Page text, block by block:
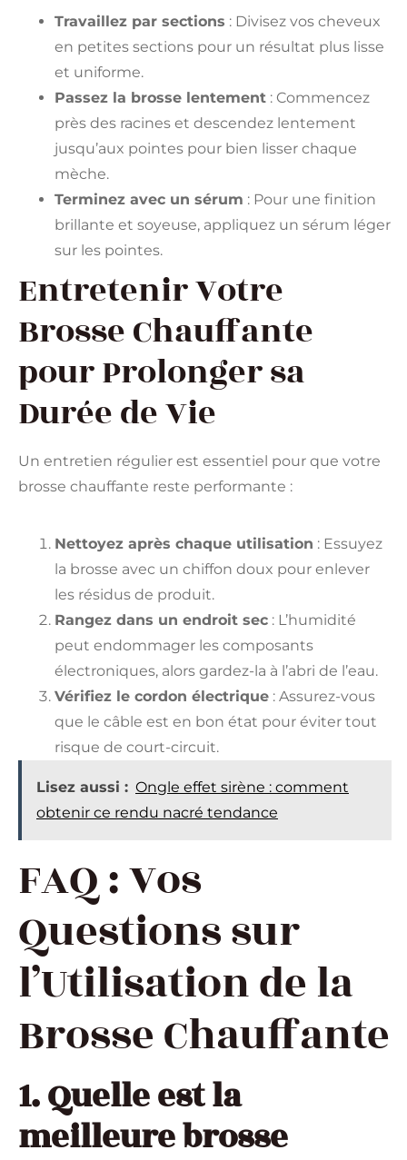
Travaillez par sections : Divisez vos cheveux
en petites sections pour un résultat plus lisse
et uniforme.
Passez la brosse lentement : Commencez
près des racines et descendez lentement
jusqu’aux pointes pour bien lisser chaque
mèche.
Terminez avec un sérum : Pour une finition
brillante et soyeuse, appliquez un sérum léger
sur les pointes.
Entretenir Votre
Brosse Chauffante
pour Prolonger sa
Durée de Vie
Un entretien régulier est essentiel pour que votre
brosse chauffante reste performante :
Nettoyez après chaque utilisation : Essuyez
la brosse avec un chiffon doux pour enlever
les résidus de produit.
Rangez dans un endroit sec : L’humidité
peut endommager les composants
électroniques, alors gardez-la à l’abri de l’eau.
Vérifiez le cordon électrique : Assurez-vous
que le câble est en bon état pour éviter tout
risque de court-circuit.
Lisez aussi : Ongle effet sirène : comment
obtenir ce rendu nacré tendance
FAQ : Vos
Questions sur
l’Utilisation de la
Brosse Chauffante
1. Quelle est la
meilleure brosse